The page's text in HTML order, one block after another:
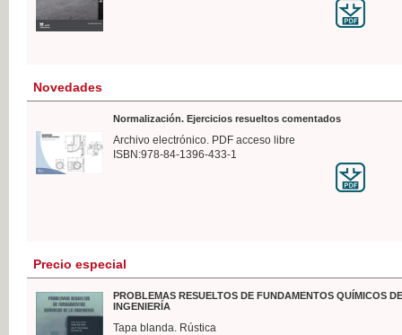
Novedades
Normalización. Ejercicios resueltos comentados
Archivo electrónico. PDF acceso libre
ISBN:978-84-1396-433-1
Precio especial
PROBLEMAS RESUELTOS DE FUNDAMENTOS QUÍMICOS
INGENIERÍA
Tapa blanda. Rústica